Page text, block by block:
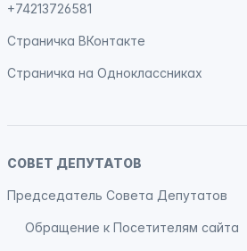
+74213726581
Страничка ВКонтакте
Страничка на Одноклассниках
СОВЕТ ДЕПУТАТОВ
Председатель Совета Депутатов
Обращение к Посетителям сайта